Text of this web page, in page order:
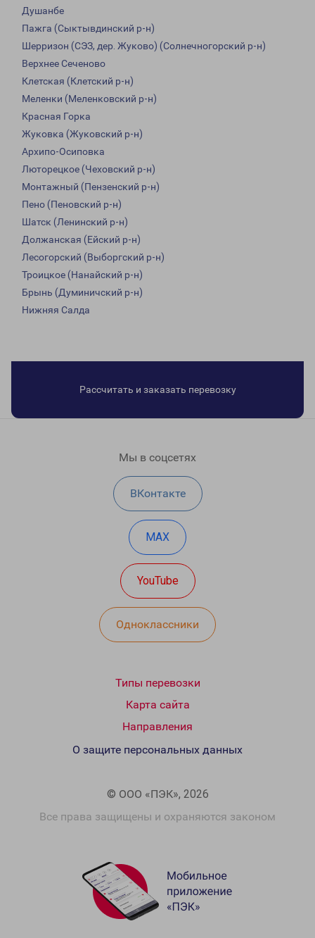
Душанбе
Пажга (Сыктывдинский р-н)
Шерризон (СЭЗ, дер. Жуково) (Солнечногорский р-н)
Верхнее Сеченово
Клетская (Клетский р-н)
Меленки (Меленковский р-н)
Красная Горка
Жуковка (Жуковский р-н)
Архипо-Осиповка
Люторецкое (Чеховский р-н)
Монтажный (Пензенский р-н)
Пено (Пеновский р-н)
Шатск (Ленинский р-н)
Должанская (Ейский р-н)
Лесогорский (Выборгский р-н)
Троицкое (Нанайский р-н)
Брынь (Думиничский р-н)
Нижняя Салда
Рассчитать и заказать перевозку
Мы в соцсетях
ВКонтакте
MAX
YouTube
Одноклассники
Типы перевозки
Карта сайта
Направления
© ООО «ПЭК», 2026
Все права защищены и охраняются законом
О защите персональных данных